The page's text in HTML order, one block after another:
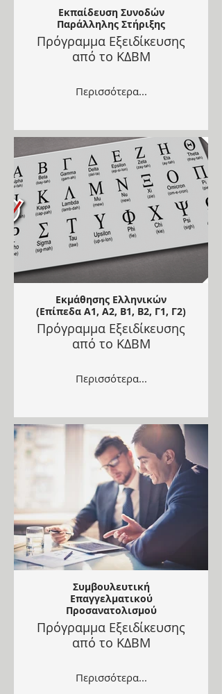
Εκπαίδευση Συνοδών
Παράλληλης Στήριξης
Πρόγραμμα Εξειδίκευσης
από το ΚΔΒΜ
Περισσότερα...
Εκμάθησης Ελληνικών
(Επίπεδα Α1, Α2, Β1, Β2, Γ1, Γ2)
Πρόγραμμα Εξειδίκευσης
από το ΚΔΒΜ
Περισσότερα...
Συμβουλευτική
Επαγγελματικού
Προσανατολισμού
Πρόγραμμα Εξειδίκευσης
από το ΚΔΒΜ
Περισσότερα...